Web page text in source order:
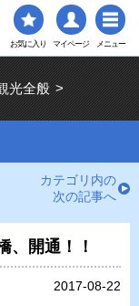
お気に入り マイページ メニュー
光全般 >
カテゴリ内の
次の記事へ
、開通！！
2017-08-22